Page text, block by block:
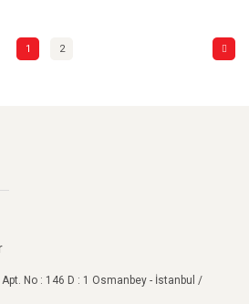
1 2
No : 146 D : 1 Osmanbey - İstanbul /